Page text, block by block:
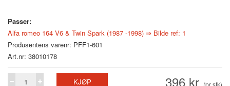
Passer:
Alfa romeo 164 V6 & Twin Spark (1987 -1998) ⇒ Bilde ref: 1
Produsentens varenr: PFF1-601
Art.nr: 38010178
396 kr (pr stk)
KJØP